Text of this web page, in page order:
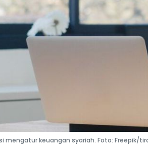
mengatur keuangan syariah. Foto: Freepik/